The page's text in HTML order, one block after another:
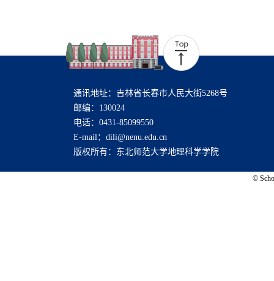
通讯地址：吉林省长春市人民大街5268号
邮编：130024
电话：0431-85099550
E-mail：dili@nenu.edu.cn
版权所有：东北师范大学地理科学学院
©